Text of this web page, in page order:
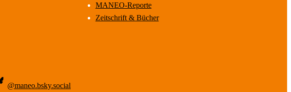
MANEO-Reporte
Zeitschrift & Bücher
@maneo.bsky.social